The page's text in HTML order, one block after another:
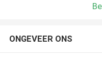
ONGEVEER ONS